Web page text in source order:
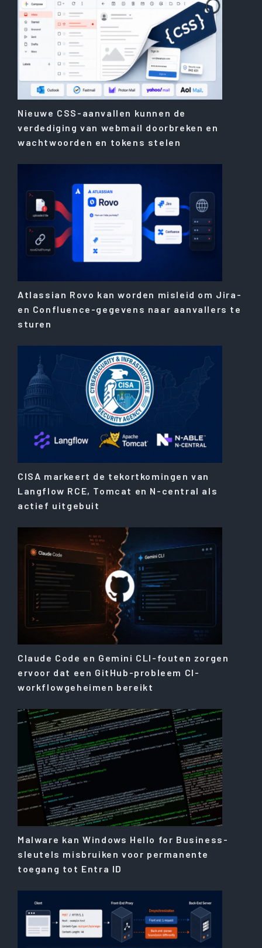
Nieuwe CSS-aanvallen kunnen de
verdediging van webmail doorbreken en
wachtwoorden en tokens stelen
Atlassian Rovo kan worden misleid om Jira-
en Confluence-gegevens naar aanvallers te
sturen
CISA markeert de tekortkomingen van
Langflow RCE, Tomcat en N-central als
actief uitgebuit
Claude Code en Gemini CLI-fouten zorgen
ervoor dat een GitHub-probleem CI-
workflowgeheimen bereikt
Malware kan Windows Hello for Business-
sleutels misbruiken voor permanente
toegang tot Entra ID